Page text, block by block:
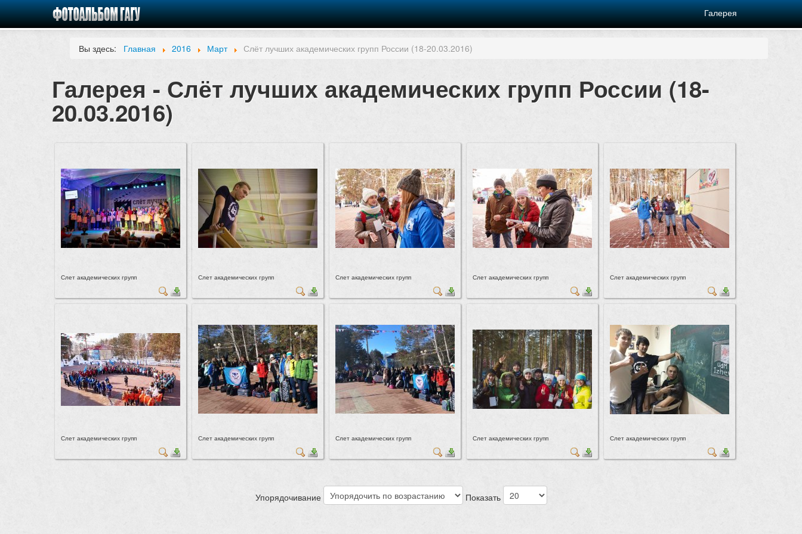
Галерея
Вы здесь: Главная 2016 Март Слёт лучших академических групп России (18-20.03.2016)
Галерея - Слёт лучших академических групп России (18-
20.03.2016)
Слет академических групп Слет академических групп Слет академических групп Слет академических групп Слет академических групп
Слет академических групп Слет академических групп Слет академических групп Слет академических групп Слет академических групп
Упорядочивание Показать